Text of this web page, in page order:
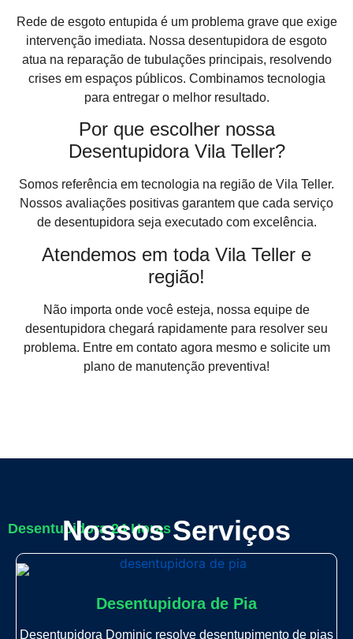
Rede de esgoto entupida é um problema grave que exige
intervenção imediata. Nossa desentupidora de esgoto
atua na reparação de tubulações principais, resolvendo
crises em espaços públicos. Combinamos tecnologia
para entregar o melhor resultado.
Por que escolher nossa
Desentupidora Vila Teller?
Somos referência em tecnologia na região de Vila Teller.
Nossos avaliações positivas garantem que cada serviço
de desentupidora seja executado com excelência.
Atendemos em toda Vila Teller e
região!
Não importa onde você esteja, nossa equipe de
desentupidora chegará rapidamente para resolver seu
problema. Entre em contato agora mesmo e solicite um
plano de manutenção preventiva!
Desentupidora 24 Horas
Nossos Serviços
Desentupidora de Pia
Desentupidora Dominic resolve desentupimento de pias